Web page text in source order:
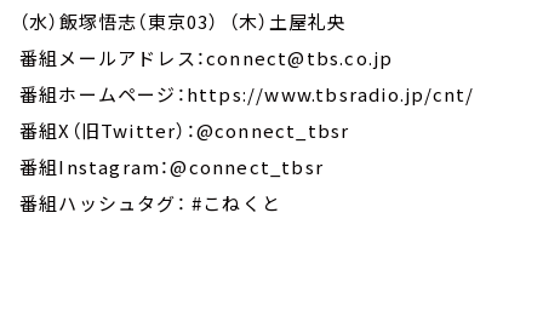
（水）飯塚悟志（東京03） （木）土屋礼央
番組メールアドレス：connect@tbs.co.jp
番組ホームページ：https://www.tbsradio.jp/cnt/
番組X（旧Twitter）：@connect_tbsr
番組Instagram：@connect_tbsr
番組ハッシュタグ： #こねくと